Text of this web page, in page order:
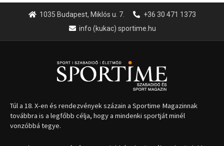
1035 Budapest, Miklós u. 7.
+36 30 471 1373
info (kukac) sportime.hu
Túl a 18. X-en és rendezvények százain a Sportime Magazinnak
továbbra is a legfőbb célja, hogy a mindenki sportját minél
vonzóbbá tegye.